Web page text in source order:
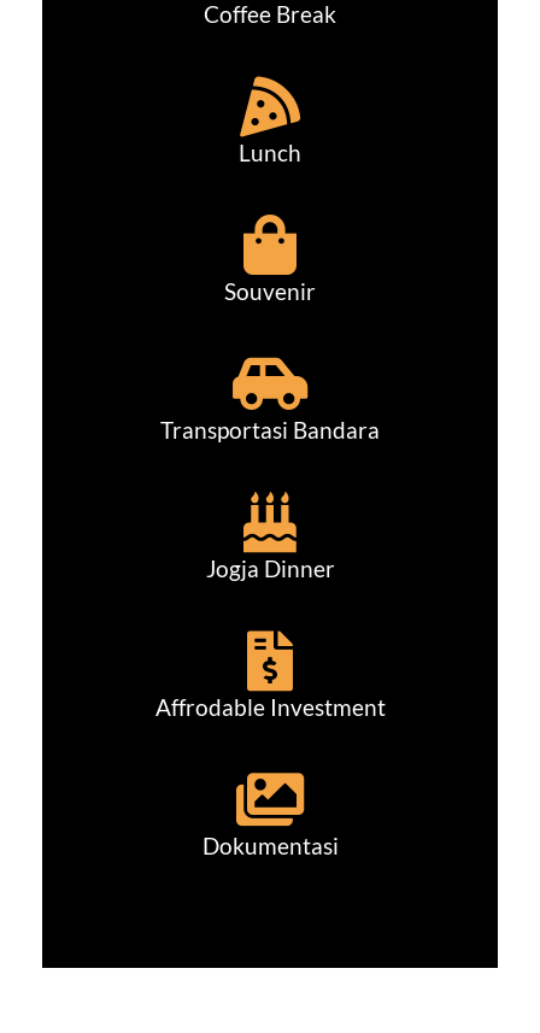
Coffee Break
Lunch
Souvenir
Transportasi Bandara
Jogja Dinner
Affrodable Investment
Dokumentasi